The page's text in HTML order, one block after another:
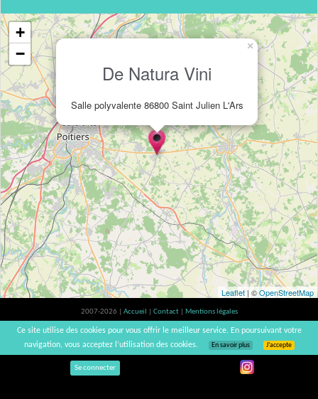
De Natura Vini
Salle polyvalente 86800 Saint Julien L'Ars
×
+
−
Leaflet | ©OpenStreetMap
2007-2026 | Accueil Contact
Mentions légales
L'abus d'alcool est dangereux pour la santé, à consommer avec modération. |
vinsnaturels | v3.12
Se connecter
Ce site utilise des cookies pour vous offrir le meilleur service. En poursuivant votre
navigation, vous acceptez l’utilisation des cookies.
En savoir plus J’accepte